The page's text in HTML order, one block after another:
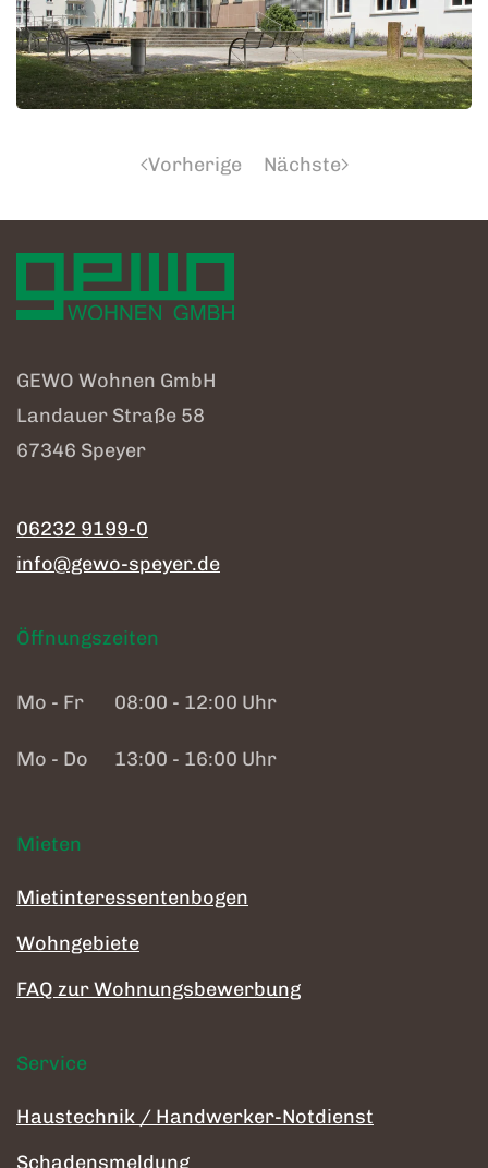
Vorherige Nächste
GEWO Wohnen GmbH
Landauer Straße 58
67346 Speyer
06232 9199-0
info@gewo-speyer.de
Öffnungszeiten
Mo - Fr 08:00 - 12:00 Uhr
Mo - Do 13:00 - 16:00 Uhr
Mieten
Mietinteressentenbogen
Wohngebiete
FAQ zur Wohnungsbewerbung
Service
Haustechnik / Handwerker-Notdienst
Schadensmeldung